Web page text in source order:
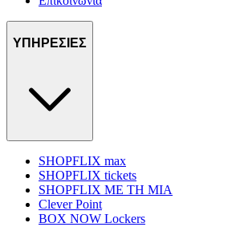
ΥΠΗΡΕΣΙΕΣ
SHOPFLIX max
SHOPFLIX tickets
SHOPFLIX ΜΕ ΤΗ ΜΙΑ
Clever Point
BOX NOW Lockers